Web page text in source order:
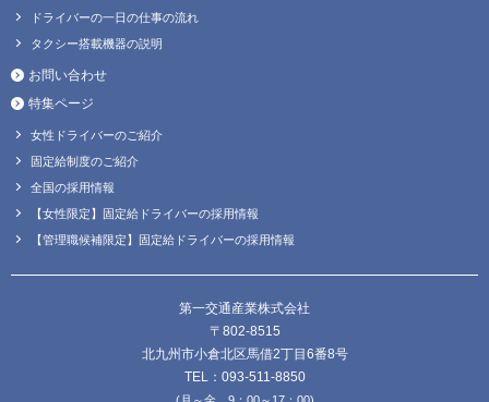
ドライバーの一日の仕事の流れ
タクシー搭載機器の説明
お問い合わせ
特集ページ
女性ドライバーのご紹介
固定給制度のご紹介
全国の採用情報
【女性限定】固定給ドライバーの採用情報
【管理職候補限定】固定給ドライバーの採用情報
第一交通産業株式会社
〒802-8515
北九州市小倉北区馬借2丁目6番8号
TEL：093-511-8850